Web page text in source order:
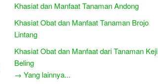
Khasiat dan Manfaat Tanaman Andong
Khasiat Obat dan Manfaat Tanaman Brojo
Lintang
Khasiat Obat dan Manfaat dari Tanaman Keji
Beling
→ Yang lainnya...